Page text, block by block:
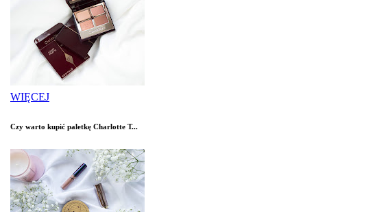
WIĘCEJ
Czy warto kupić paletkę Charlotte T...